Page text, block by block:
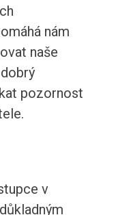
nám
naše
pozornost
v